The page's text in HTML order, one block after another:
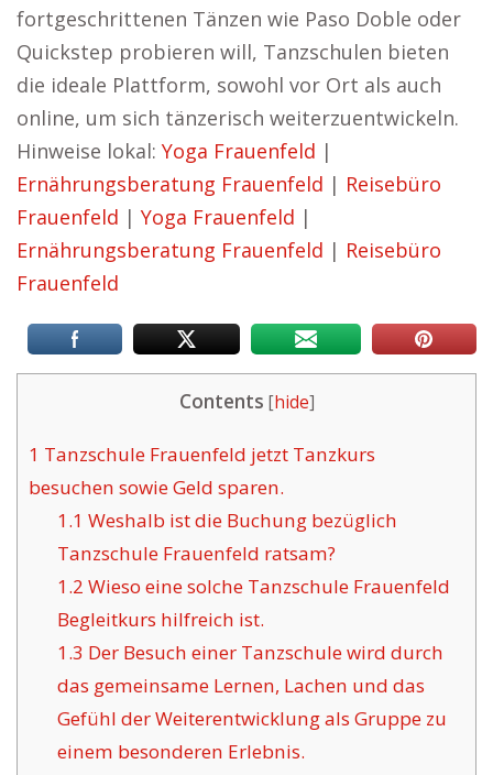
fortgeschrittenen Tänzen wie Paso Doble oder
Quickstep probieren will, Tanzschulen bieten
die ideale Plattform, sowohl vor Ort als auch
online, um sich tänzerisch weiterzuentwickeln.
Hinweise lokal: Yoga Frauenfeld |
Ernährungsberatung Frauenfeld | Reisebüro
Frauenfeld | Yoga Frauenfeld |
Ernährungsberatung Frauenfeld | Reisebüro
Frauenfeld
Contents [hide]
1 Tanzschule Frauenfeld jetzt Tanzkurs
besuchen sowie Geld sparen.
1.1 Weshalb ist die Buchung bezüglich
Tanzschule Frauenfeld ratsam?
1.2 Wieso eine solche Tanzschule Frauenfeld
Begleitkurs hilfreich ist.
1.3 Der Besuch einer Tanzschule wird durch
das gemeinsame Lernen, Lachen und das
Gefühl der Weiterentwicklung als Gruppe zu
einem besonderen Erlebnis.